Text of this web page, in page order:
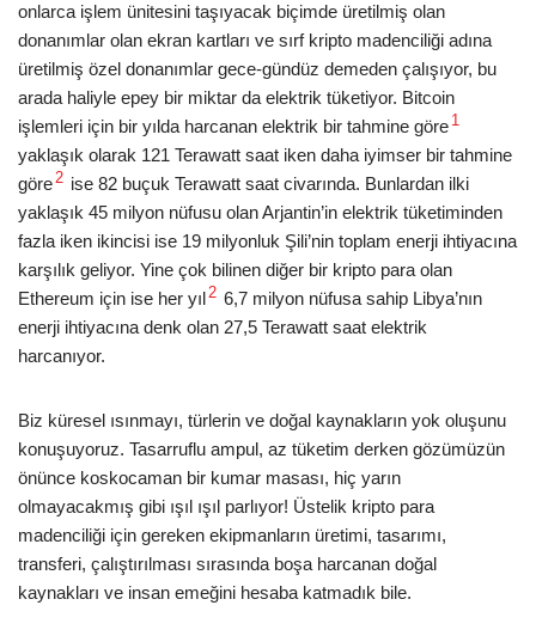
onlarca işlem ünitesini taşıyacak biçimde üretilmiş olan
donanımlar olan ekran kartları ve sırf kripto madenciliği adına
üretilmiş özel donanımlar gece-gündüz demeden çalışıyor, bu
arada haliyle epey bir miktar da elektrik tüketiyor. Bitcoin
işlemleri için bir yılda harcanan elektrik bir tahmine göre 1
yaklaşık olarak 121 Terawatt saat iken daha iyimser bir tahmine
göre2 ise 82 buçuk Terawatt saat civarında. Bunlardan ilki
yaklaşık 45 milyon nüfusu olan Arjantin’in elektrik tüketiminden
fazla iken ikincisi ise 19 milyonluk Şili’nin toplam enerji ihtiyacına
karşılık geliyor. Yine çok bilinen diğer bir kripto para olan
Ethereum için ise her yıl2 6,7 milyon nüfusa sahip Libya’nın
enerji ihtiyacına denk olan 27,5 Terawatt saat elektrik
harcanıyor.
Biz küresel ısınmayı, türlerin ve doğal kaynakların yok oluşunu
konuşuyoruz. Tasarruflu ampul, az tüketim derken gözümüzün
önünce koskocaman bir kumar masası, hiç yarın
olmayacakmış gibi ışıl ışıl parlıyor! Üstelik kripto para
madenciliği için gereken ekipmanların üretimi, tasarımı,
transferi, çalıştırılması sırasında boşa harcanan doğal
kaynakları ve insan emeğini hesaba katmadık bile.